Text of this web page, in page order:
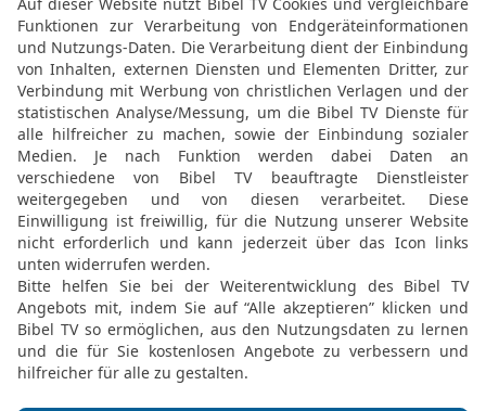
4. MOSE (NUMERI) 25 IN DER NGÜ LESEN
© Genfer Bibelgesellschaft / Deutsche Bibelgesellschaft, Stuttgart
4 Mose 25 19 in der Hoffnung für Alle
Als die Seuche vorüber war,
4. MOSE (NUMERI) 25 IN DER HFA LESEN
© 1983, 1996, 2002, 2015 by Biblica, Inc.® Used by Permission of Biblica, Inc.®